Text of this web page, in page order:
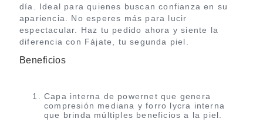
día. Ideal para quienes buscan confianza en su
apariencia. No esperes más para lucir
espectacular. Haz tu pedido ahora y siente la
diferencia con Fájate, tu segunda piel.
Beneficios
Capa interna de powernet que genera
compresión mediana y forro lycra interna
que brinda múltiples beneficios a la piel.